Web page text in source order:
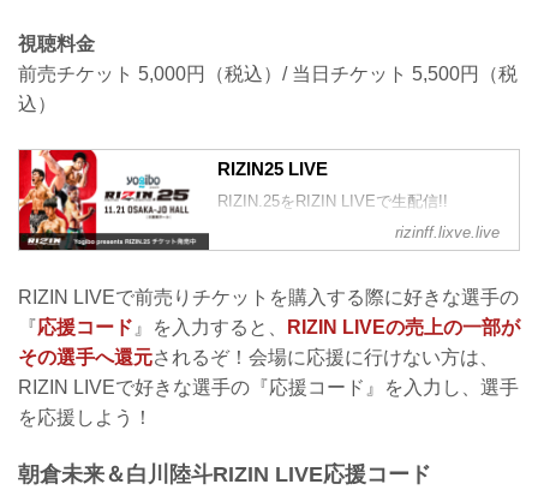
視聴料金
前売チケット 5,000円（税込）/ 当日チケット 5,500円（税
込）
RIZIN25 LIVE
RIZIN.25をRIZIN LIVEで生配信!!
rizinff.lixve.live
RIZIN LIVEで前売りチケットを購入する際に好きな選手の
『応援コード 』を入力すると、
RIZIN LIVEの売上の一部が
その選手へ還元されるぞ！会場に応援に行けない方は、
RIZIN LIVEで好きな選手の『応援コード』を入力し、選手
を応援しよう！
朝倉未来＆白川陸斗RIZIN LIVE応援コード